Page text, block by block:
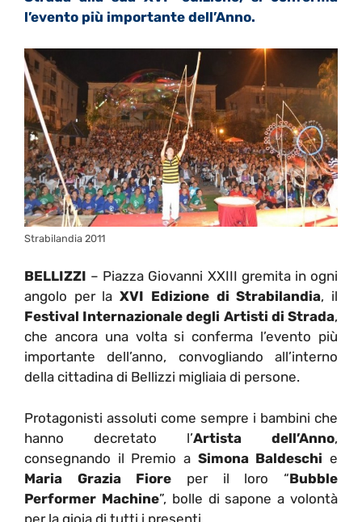
l’evento più importante dell’Anno.
Strabilandia 2011
BELLIZZI – Piazza Giovanni XXIII gremita in ogni
angolo per laXVI Edizione di Strabilandia, il
Festival Internazionale degli Artisti di Strada,
che ancora una volta si conferma l’evento più
importante dell’anno, convogliando all’interno
della cittadina di Bellizzi migliaia di persone.
Protagonisti assoluti come sempre i bambini che
hanno decretato l’Artista dell’Anno,
consegnando il Premio a Simona Baldeschi e
Maria Grazia Fiore per il loro “Bubble
Performer Machine”, bolle di sapone a volontà
per la gioia di tutti i presenti.